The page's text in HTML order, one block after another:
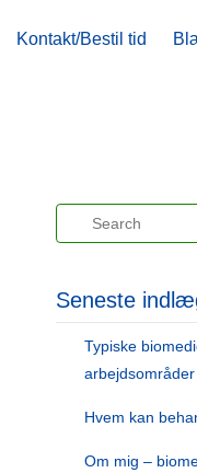
Kontakt/Bestil tid
Kontakt/Bestil tid
Seneste
Typiske
arbejdsområder
Hvem kan
Om mig –